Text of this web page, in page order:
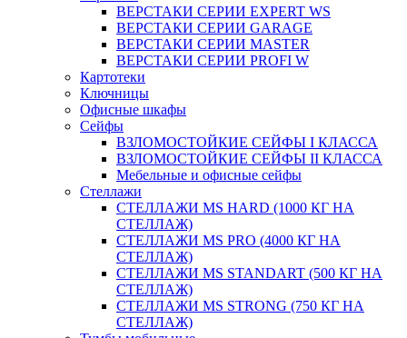
ВЕРСТАКИ СЕРИИ EXPERT WS
ВЕРСТАКИ СЕРИИ GARAGE
ВЕРСТАКИ СЕРИИ MASTER
ВЕРСТАКИ СЕРИИ PROFI W
Картотеки
Ключницы
Офисные шкафы
Сейфы
ВЗЛОМОСТОЙКИЕ СЕЙФЫ I КЛАССА
ВЗЛОМОСТОЙКИЕ СЕЙФЫ II КЛАССА
Мебельные и офисные сейфы
Стеллажи
СТЕЛЛАЖИ MS HARD (1000 КГ НА
СТЕЛЛАЖ)
СТЕЛЛАЖИ MS PRO (4000 КГ НА
СТЕЛЛАЖ)
СТЕЛЛАЖИ MS STANDART (500 КГ НА
СТЕЛЛАЖ)
СТЕЛЛАЖИ MS STRONG (750 КГ НА
СТЕЛЛАЖ)